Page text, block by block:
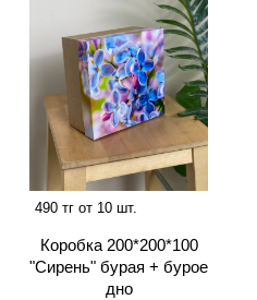
490 тг от 10 шт.
Коробка 200*200*100
"Сирень" бурая + бурое
дно